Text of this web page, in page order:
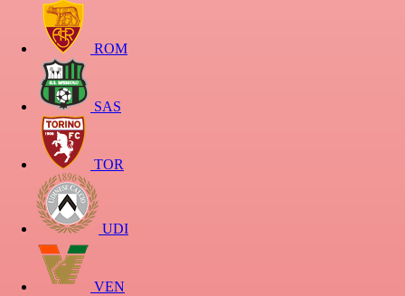
ROM
SAS
TOR
UDI
VEN